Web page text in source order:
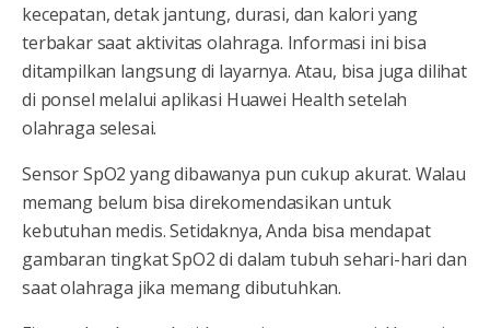
kecepatan, detak jantung, durasi, dan kalori yang
terbakar saat aktivitas olahraga. Informasi ini bisa
ditampilkan langsung di layarnya. Atau, bisa juga dilihat
di ponsel melalui aplikasi Huawei Health setelah
olahraga selesai.
Sensor SpO2 yang dibawanya pun cukup akurat. Walau
memang belum bisa direkomendasikan untuk
kebutuhan medis. Setidaknya, Anda bisa mendapat
gambaran tingkat SpO2 di dalam tubuh sehari-hari dan
saat olahraga jika memang dibutuhkan.